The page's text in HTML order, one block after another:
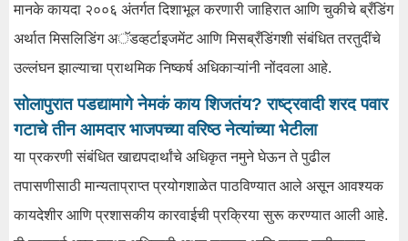
मानके कायदा २००६ अंतर्गत दिशाभूल करणारी जाहिरात आणि चुकीचे ब्रँडिंग
अर्थात मिसलिडिंग अॅडव्हर्टाइजमेंट आणि मिसब्रँडिंगशी संबंधित तरतुदींचे
उल्लंघन झाल्याचा प्राथमिक निष्कर्ष अधिकाऱ्यांनी नोंदवला आहे.
सोलापुरात पडद्यामागे नेमकं काय शिजतंय? राष्ट्रवादी शरद पवार
गटाचे तीन आमदार भाजपच्या वरिष्ठ नेत्यांच्या भेटीला
या प्रकरणी संबंधित खाद्यपदार्थांचे अधिकृत नमुने घेऊन ते पुढील
तपासणीसाठी मान्यताप्राप्त प्रयोगशाळेत पाठविण्यात आले असून आवश्यक
कायदेशीर आणि प्रशासकीय कारवाईची प्रक्रिया सुरू करण्यात आली आहे.